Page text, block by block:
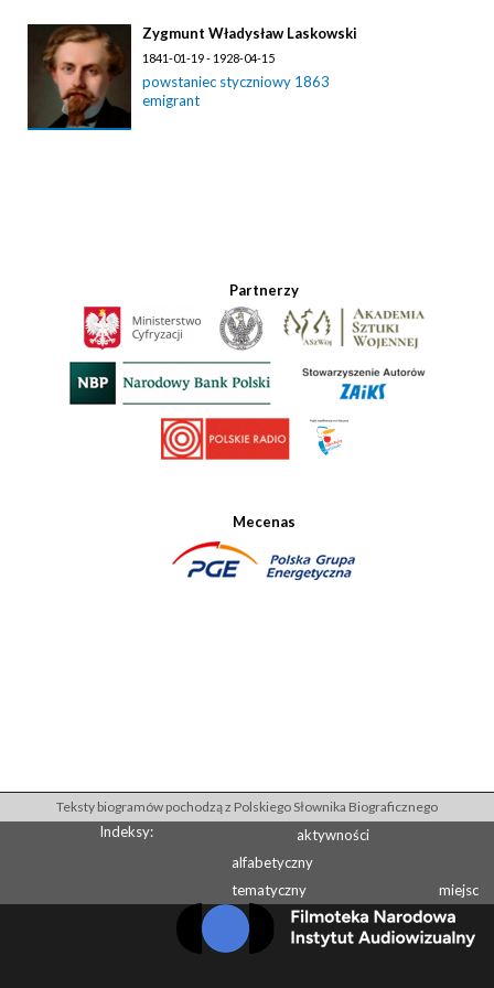
Zygmunt Władysław Laskowski
1841-01-19 - 1928-04-15
powstaniec styczniowy 1863
emigrant
Partnerzy
Mecenas
Teksty biogramów pochodzą z Polskiego Słownika Biograficznego
Indeksy:
aktywności
alfabetyczny
tematyczny
miejsc